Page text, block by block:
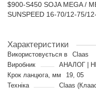
$900-S450 SOJA MEGA /
SUNSPEED 16-70/12-75/
Характеристики
Використовується в
Claas
Виробник
АНАЛОГ |
Крок ланцюга, мм
19, 05
Техніка
Claas